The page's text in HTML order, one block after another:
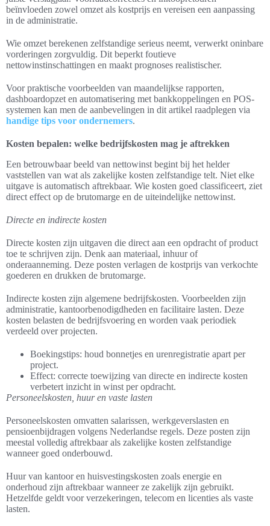
beïnvloeden zowel omzet als kostprijs en vereisen een aanpassing
in de administratie.
Wie omzet berekenen zelfstandige serieus neemt, verwerkt oninbare
vorderingen zorgvuldig. Dit beperkt foutieve
nettowinstinschattingen en maakt prognoses realistischer.
Voor praktische voorbeelden van maandelijkse rapporten,
dashboardopzet en automatisering met bankkoppelingen en POS-
systemen kan men de aanbevelingen in dit artikel raadplegen via
handige tips voor ondernemers.
Kosten bepalen: welke bedrijfskosten mag je aftrekken
Een betrouwbaar beeld van nettowinst begint bij het helder
vaststellen van wat als zakelijke kosten zelfstandige telt. Niet elke
uitgave is automatisch aftrekbaar. Wie kosten goed classificeert, ziet
direct effect op de brutomarge en de uiteindelijke nettowinst.
Directe en indirecte kosten
Directe kosten zijn uitgaven die direct aan een opdracht of product
toe te schrijven zijn. Denk aan materiaal, inhuur of
onderaanneming. Deze posten verlagen de kostprijs van verkochte
goederen en drukken de brutomarge.
Indirecte kosten zijn algemene bedrijfskosten. Voorbeelden zijn
administratie, kantoorbenodigdheden en facilitaire lasten. Deze
kosten belasten de bedrijfsvoering en worden vaak periodiek
verdeeld over projecten.
Boekingstips: houd bonnetjes en urenregistratie apart per
project.
Effect: correcte toewijzing van directe en indirecte kosten
verbetert inzicht in winst per opdracht.
Personeelskosten, huur en vaste lasten
Personeelskosten omvatten salarissen, werkgeverslasten en
pensioenbijdragen volgens Nederlandse regels. Deze posten zijn
meestal volledig aftrekbaar als zakelijke kosten zelfstandige
wanneer goed onderbouwd.
Huur van kantoor en huisvestingskosten zoals energie en
onderhoud zijn aftrekbaar wanneer ze zakelijk zijn gebruikt.
Hetzelfde geldt voor verzekeringen, telecom en licenties als vaste
lasten.